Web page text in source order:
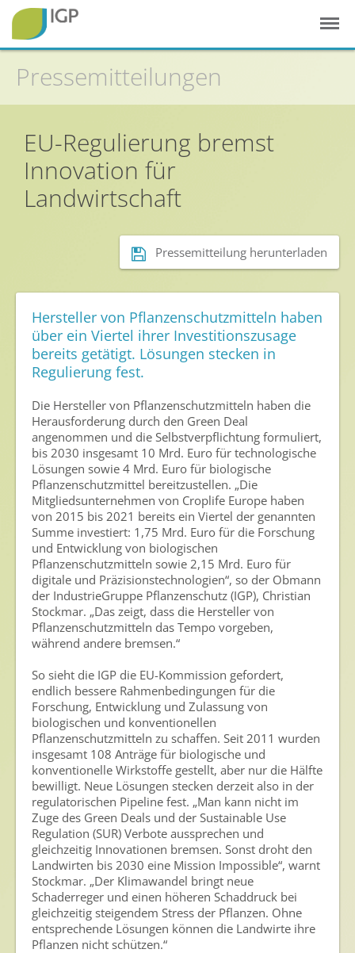
Startseite
Gesunde Pflanzen
In der Landwirtschaft
Integrierter Pflanzenschutz
Geschichte des Pflanzenschutzes
Gesunde Nahrung
Nutzen von Pflanzenschutzmitteln
Sichere Lebensmittel
Zulassung
Gesunde Menschen
Versorgungs- & Ernährungssicherheit
Gepflegtes Eigenheim
Anwenderschutz
Entsorgung von Pflanzenschutzmittel-Leergebinden
Die IGP
Zum Verband
Ansprechpersonen
Veranstaltungen & Aktionen
Presse
Pressemitteilungen
Pressebilder
Pressemappe
Pressekontakt
Mediathek
News
Videos
Pressemitteilungen
EU-Regulierung bremst
Innovation für
Landwirtschaft
Pressemitteilung herunterladen
Hersteller von Pflanzenschutzmitteln haben
über ein Viertel ihrer Investitionszusage
bereits getätigt. Lösungen stecken in
Regulierung fest.
Die Hersteller von Pflanzenschutzmitteln haben die
Herausforderung durch den Green Deal
angenommen und die Selbstverpflichtung formuliert,
bis 2030 insgesamt 10 Mrd. Euro für technologische
Lösungen sowie 4 Mrd. Euro für biologische
Pflanzenschutzmittel bereitzustellen. „Die
Mitgliedsunternehmen von Croplife Europe haben
von 2015 bis 2021 bereits ein Viertel der genannten
Summe investiert: 1,75 Mrd. Euro für die Forschung
und Entwicklung von biologischen
Pflanzenschutzmitteln sowie 2,15 Mrd. Euro für
digitale und Präzisionstechnologien“, so der Obmann
der IndustrieGruppe Pflanzenschutz (IGP), Christian
Stockmar. „Das zeigt, dass die Hersteller von
Pflanzenschutzmitteln das Tempo vorgeben,
während andere bremsen.“
So sieht die IGP die EU-Kommission gefordert,
endlich bessere Rahmenbedingungen für die
Forschung, Entwicklung und Zulassung von
biologischen und konventionellen
Pflanzenschutzmitteln zu schaffen. Seit 2011 wurden
insgesamt 108 Anträge für biologische und
konventionelle Wirkstoffe gestellt, aber nur die Hälfte
bewilligt. Neue Lösungen stecken derzeit also in der
regulatorischen Pipeline fest. „Man kann nicht im
Zuge des Green Deals und der Sustainable Use
Regulation (SUR) Verbote aussprechen und
gleichzeitig Innovationen bremsen. Sonst droht den
Landwirten bis 2030 eine Mission Impossible“, warnt
Stockmar. „Der Klimawandel bringt neue
Schaderreger und einen höheren Schaddruck bei
gleichzeitig steigendem Stress der Pflanzen. Ohne
entsprechende Lösungen können die Landwirte ihre
Pflanzen nicht schützen.“